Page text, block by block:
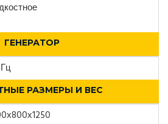
ГЕНЕРАТОР
РАЗМЕРЫ И ВЕС